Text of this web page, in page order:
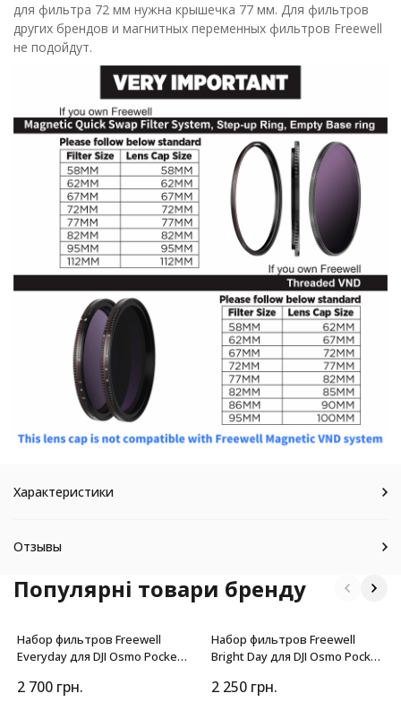
для фильтра 72 мм нужна крышечка 77 мм. Для фильтров
других брендов и магнитных переменных фильтров Freewell
не подойдут.
Характеристики
Отзывы
Популярні товари бренду
Набор фильтров Freewell
Everyday для DJI Osmo Pocket
2 700 грн.
Набор фильтров Freewell
Bright Day для DJI Osmo Pocket
2 250 грн.